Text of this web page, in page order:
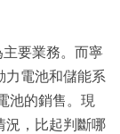
要業務。而寧
力電池和儲能系
池的銷售。現
況，比起判斷哪